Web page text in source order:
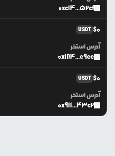
0xc14...52cf
USDT $0
آدرس استخر
0x184...e9ee
USDT $0
آدرس استخر
0x911...43c2